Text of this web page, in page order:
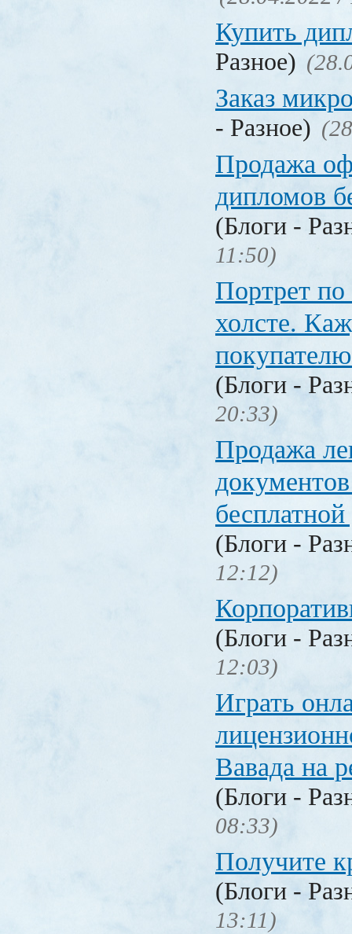
Купить
Разное)
Заказ
- Разное)
Продажа
дипломов
(Блоги -
11:50)
Портрет
холсте.
(Блоги -
20:33)
Продажа
(Блоги -
12:12)
(Блоги -
12:03)
Играть
Вавада на
(Блоги -
08:33)
Получите
(Блоги -
13:11)